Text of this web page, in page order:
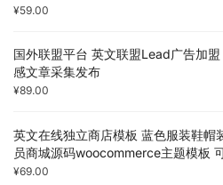
¥59.00
国外联盟平台 英文联盟Lead广告加
感文章采集发布
¥89.00
英文在线独立商店模板 蓝色服装鞋帽
员商城源码woocommerce主题模板
¥69.00